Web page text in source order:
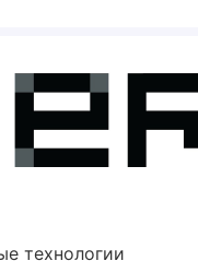
технологии